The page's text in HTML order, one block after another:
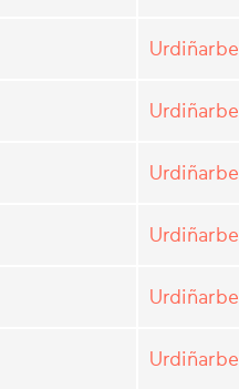
Urdiñarbe
Urdiñarbe
Urdiñarbe
Urdiñarbe
Urdiñarbe
Urdiñarbe